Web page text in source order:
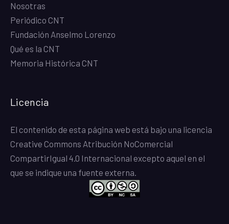
Nosotras
Periódico CNT
Fundación Anselmo Lorenzo
Qué es la CNT
Memoria Histórica CNT
Licencia
El contenido de esta página web está bajo una licencia
Creative Commons Atribución NoComercial
CompartirIgual 4.0 Internacional excepto aquel en el
que se indique una fuente externa.